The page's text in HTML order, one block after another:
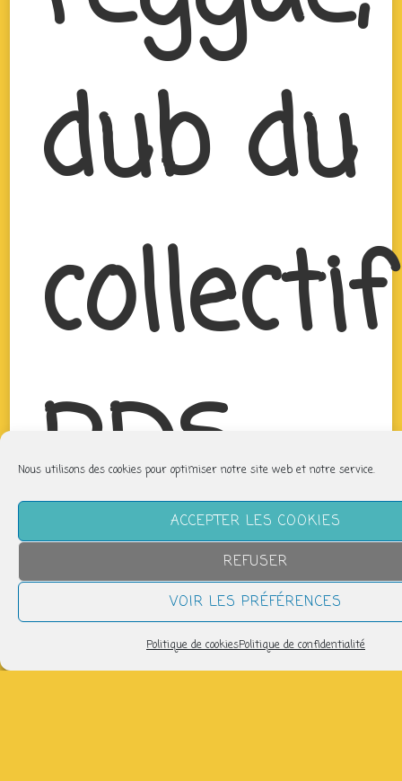
Nous utilisons des cookies pour optimiser notre site web et notre service.
ACCEPTER LES COOKIES
REFUSER
VOIR LES PRÉFÉRENCES
Politique de cookiesPolitique de confidentialité
dub du
collectif
RDS
Sound